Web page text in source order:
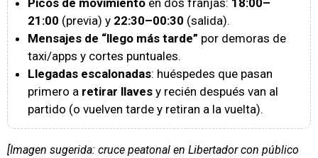
Picos de movimiento en dos franjas: 18:00–
21:00 (previa) y 22:30–00:30 (salida).
Mensajes de “llego más tarde” por demoras de
taxi/apps y cortes puntuales.
Llegadas escalonadas: huéspedes que pasan
primero a retirar llaves y recién después van al
partido (o vuelven tarde y retiran a la vuelta).
[Imagen sugerida: cruce peatonal en Libertador con público